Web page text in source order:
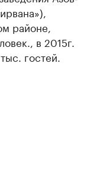
районе,
в 2015г.
гостей.